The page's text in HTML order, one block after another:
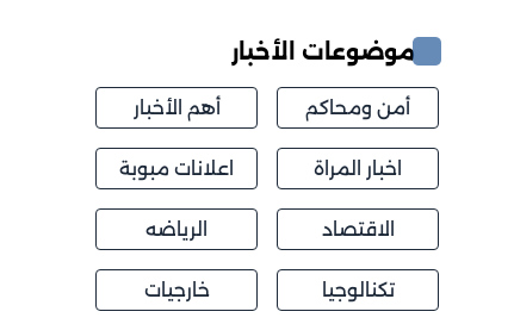
موضوعات الأخبار
أمن ومحاكم أهم الأخبار
اخبار المراة اعلانات مبوبة
الاقتصاد الرياضه
تكنالوجيا خارجيات